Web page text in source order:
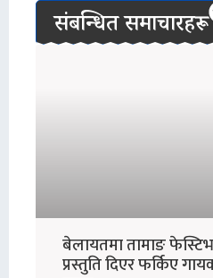
संबन्धित समाचारहरू
बेलायतमा तामाङ
प्रस्तुति दिएर फर्किए